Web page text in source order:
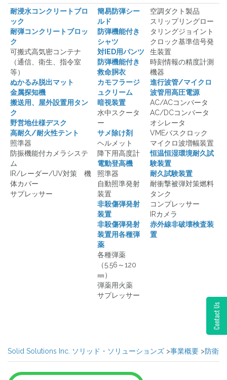
耐浸水コンクリートブロ
ック
耐弾コンクリートブロッ
ク
可搬式高気密コンテナ
（通信、衛生、指令室
等）
ぬかるみ脱出マット
金属探知機
搬送用、屋外設置用タン
ク
野営地仕様デスク
高耐久/耐火性テント
照準器
防振機能付カメラシステ
ム
IR/レーダー/UV対策 機
体カバー
サプレッサー
簡易防弾シー
ルド
防弾機能付き
シャツ
対IED用パンツ
防弾機能付き
救命胴衣
カモフラージ
ュクリーム
暗視装置
水中スクータ
ー
サメ除け剤
ヘルメット
降下用高度計
電動登高機
照準器
自動照準発射
装置
非殺傷弾発射
装置
非殺傷弾発射
装置用各種弾
薬
各種弾薬
（5.56～120
㎜）
弾薬用火薬
サプレッサー
空調ダクト製品
スリップリングロー
タリングジョイント
クロック基準信号発
生装置
時刻情報の精度計測
機器
進行波管/マイクロ
波管用高圧電源
AC/ACコンバータ
AC/DCコンバータ
オシレータ
VMEバスクロック
マイクロ波増幅装置
恒温恒湿環境耐久試
験装置
耐久試験装置
耐衝撃被弾対策燃料
タンク
コンプレッサー
IRカメラ
赤外線非破壊検査装
置
Solid Solutions Inc. ソリッド・ソリューションズ >事業概要 >防衛
Contact Us